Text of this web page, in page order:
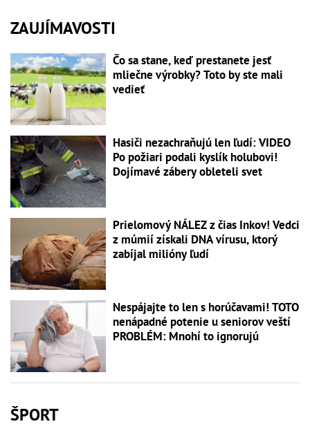
ZAUJÍMAVOSTI
Čo sa stane, keď prestanete jesť
mliečne výrobky? Toto by ste mali
vedieť
Hasiči nezachraňujú len ľudí: VIDEO
Po požiari podali kyslík holubovi!
Dojímavé zábery obleteli svet
Prielomový NÁLEZ z čias Inkov! Vedci
z múmií získali DNA vírusu, ktorý
zabíjal milióny ľudí
Nespájajte to len s horúčavami! TOTO
nenápadné potenie u seniorov veští
PROBLÉM: Mnohí to ignorujú
ŠPORT